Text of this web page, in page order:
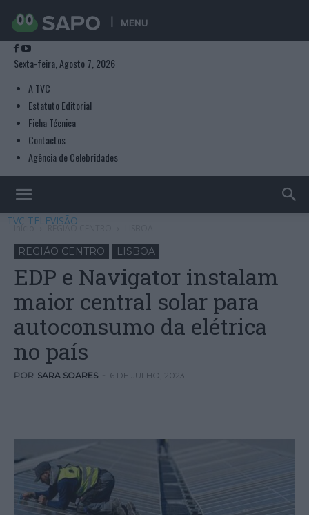
MENU
Sexta-feira, Agosto 7, 2026
A TVC
Estatuto Editorial
Ficha Técnica
Contactos
Agência de Celebridades
TVC TELEVISÃO
Início REGIÃO CENTRO
REGIÃO CENTRO LISBOA
EDP e Navigator instalam
maior central solar para
autoconsumo da elétrica
no país
POR SARA SOARES - 6 DE JULHO, 2023